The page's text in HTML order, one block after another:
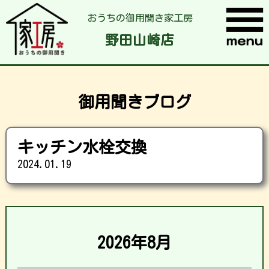
おうちの御用聞き家工房
野田山崎店
御用聞きブログ
キッチン水栓交換
2024.01.19
2026年8月